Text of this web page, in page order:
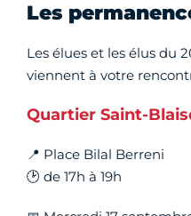
Les
Les élues et les élus du
viennent à votre
Quartier Saint-
📍 Place Bilal Berreni
🕑 de 17h à 19h